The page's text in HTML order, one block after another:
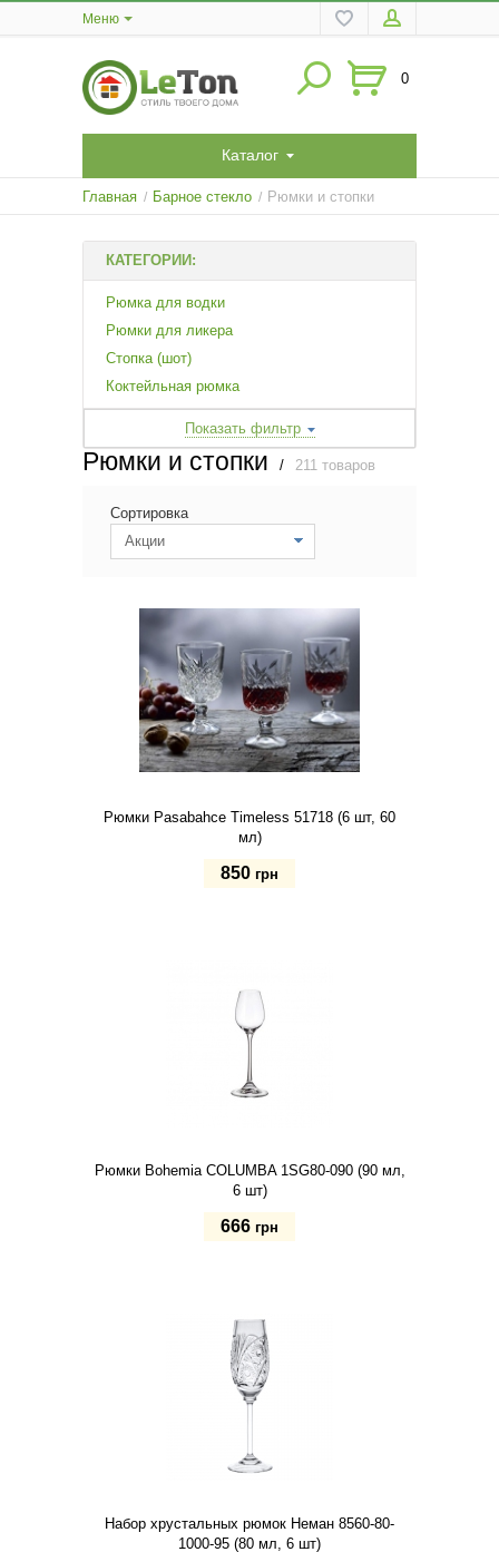
Меню
0
Каталог
Главная / Барное стекло / Рюмки и стопки
КАТЕГОРИИ:
Рюмка для водки
Рюмки для ликера
Стопка (шот)
Коктейльная рюмка
Показать фильтр
Рюмки и стопки / 211 товаров
Сортировка
Акции
Рюмки Pasabahce Timeless 51718 (6 шт, 60
мл)
850 грн
Рюмки Bohemia COLUMBA 1SG80-090 (90 мл,
6 шт)
666 грн
Набор хрустальных рюмок Неман 8560-80-
1000-95 (80 мл, 6 шт)